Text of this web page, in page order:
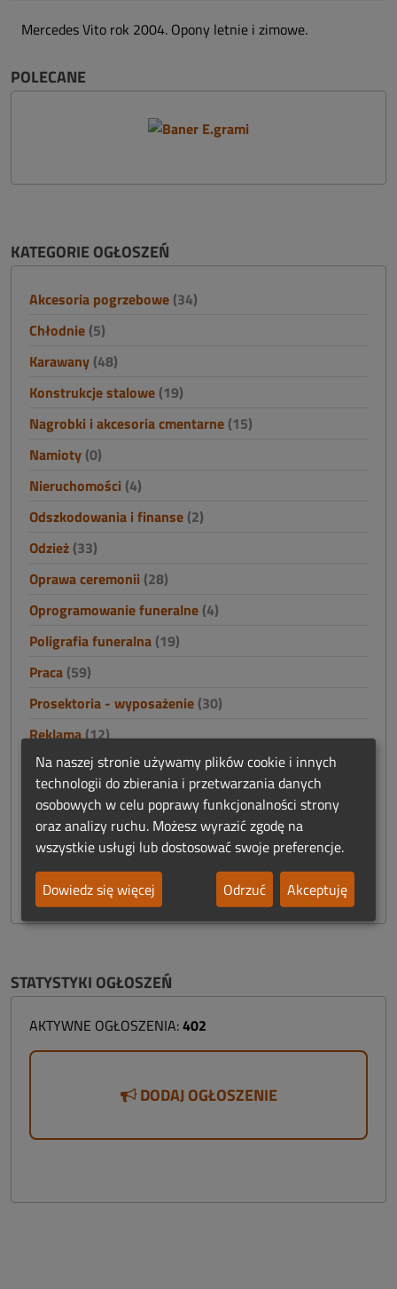
Mercedes Vito rok 2004. Opony letnie i zimowe.
POLECANE
KATEGORIE OGŁOSZEŃ
Akcesoria pogrzebowe (34)
Chłodnie (5)
Karawany (48)
Konstrukcje stalowe (19)
Nagrobki i akcesoria cmentarne (15)
Namioty (0)
Nieruchomości (4)
Odszkodowania i finanse (2)
Odzież (33)
Oprawa ceremonii (28)
Oprogramowanie funeralne (4)
Poligrafia funeralna (19)
Praca (59)
Prosektoria - wyposażenie (30)
Reklama(12)
Szkolenia(7)
Trumny / Urny (60)
Usługi(3)
Windy(4)
Znicze / Świece(15)
STATYSTYKI OGŁOSZEŃ
AKTYWNE OGŁOSZENIA:402
DODAJ OGŁOSZENIE
Na naszej stronie używamy plików cookie i innych
technologii do zbierania i przetwarzania danych
osobowych w celu poprawy funkcjonalności strony
oraz analizy ruchu. Możesz wyrazić zgodę na
wszystkie usługi lub dostosować swoje preferencje.
Dowiedz się więcej
Odrzuć Akceptuję